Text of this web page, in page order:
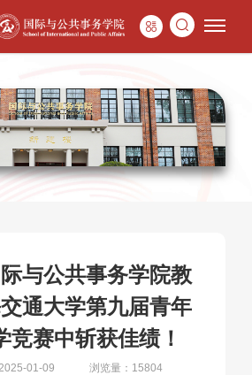
与公共事务学院教
通大学第九届青年
竞赛中斩获佳绩！
01-09 浏览量：15804